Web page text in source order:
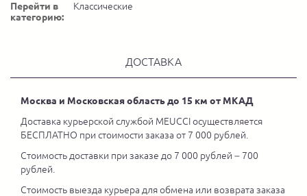
Перейти в
категорию:
Классические
ДОСТАВКА
Москва и Московская область до 15 км от МКАД
Доставка курьерской службой MEUCCI осуществляется
БЕСПЛАТНО при стоимости заказа от 7 000 рублей.
Стоимость доставки при заказе до 7 000 рублей – 700
рублей.
Стоимость выезда курьера для обмена или возврата заказа